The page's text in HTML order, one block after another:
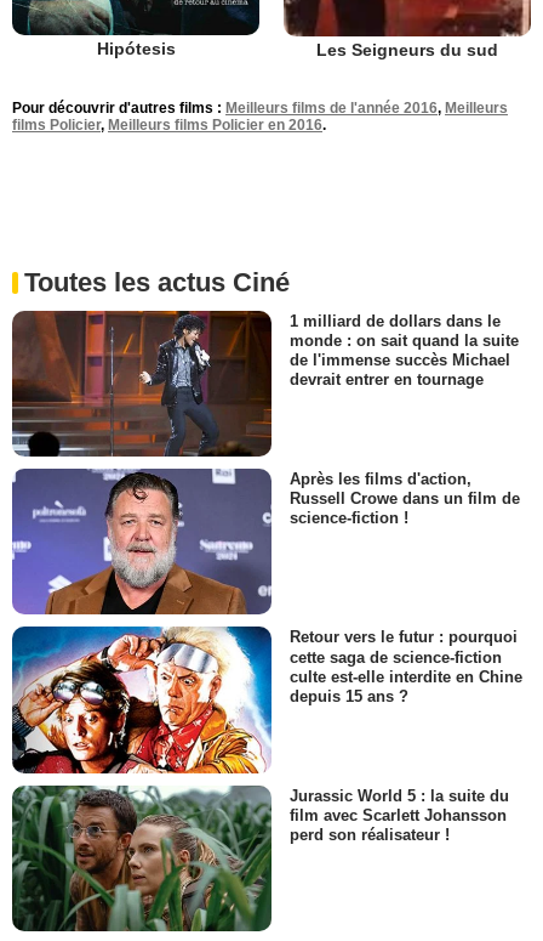
Hipótesis Les Seigneurs du sud
Pour découvrir d'autres films : Meilleurs films de l'année 2016, Meilleurs
films Policier, Meilleurs films Policier en 2016.
Toutes les actus Ciné
1 milliard de dollars dans le
monde : on sait quand la suite
de l'immense succès Michael
devrait entrer en tournage
Après les films d'action,
Russell Crowe dans un film de
science-fiction !
Retour vers le futur : pourquoi
cette saga de science-fiction
culte est-elle interdite en Chine
depuis 15 ans ?
Jurassic World 5 : la suite du
film avec Scarlett Johansson
perd son réalisateur !